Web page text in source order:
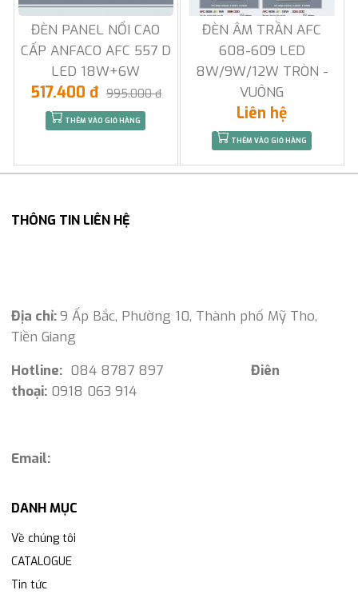
ĐÈN PANEL NỔI CAO
CẤP ANFACO AFC 557 D
LED 18W+6W
517.400 đ 995.000 đ
THÊM VÀO GIỎ HÀNG
ĐÈN ÂM TRẦN AFC
608-609 LED
8W/9W/12W TRÒN -
VUÔNG
Liên hệ
THÊM VÀO GIỎ HÀNG
THÔNG TIN LIÊN HỆ
Địa chỉ:9 Ấp Bắc, Phường 10, Thành phố Mỹ Tho,
Tiền Giang
Hotline: 084 8787 897 Điên
thoại: 0918 063 914
Email:
DANH MỤC
Về chúng tôi
CATALOGUE
Tin tức